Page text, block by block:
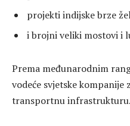
projekti indijske brze
i brojni veliki mostovi i
Prema međunarodnim
vodeće svjetske kompanije
transportnu infrastrukturu.